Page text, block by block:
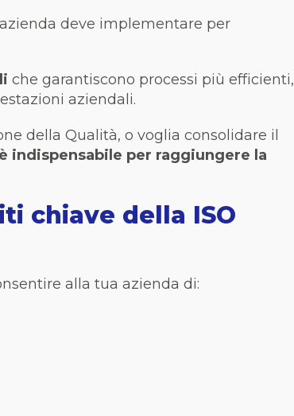
deve implementare per
che garantiscono processi più efficienti,
aziendali.
della Qualità, o voglia consolidare il
indispensabile per raggiungere la
chiave della ISO
alla tua azienda di: